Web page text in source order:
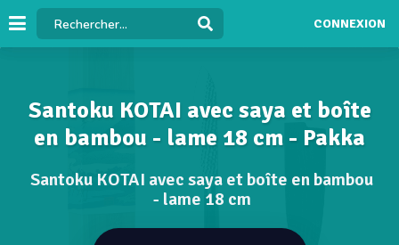
CONNEXION
Santoku KOTAI avec saya et boîte
en bambou - lame 18 cm - Pakka
Santoku KOTAI avec saya et boîte en bambou
- lame 18 cm